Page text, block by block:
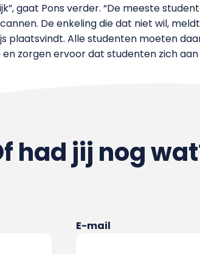
gaat Pons verder. “De meeste
De enkeling die dat niet wil,
Alle studenten moeten
zorgen ervoor dat studenten zich aan
had jij nog
E-mail